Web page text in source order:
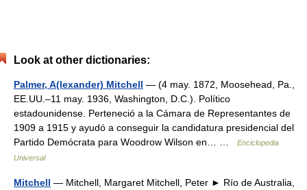
Look at other dictionaries:
Palmer, A(lexander) Mitchell — (4 may. 1872, Moosehead, Pa.,
EE.UU.–11 may. 1936, Washington, D.C.). Político
estadounidense. Perteneció a la Cámara de Representantes de
1909 a 1915 y ayudó a conseguir la candidatura presidencial del
Partido Demócrata para Woodrow Wilson en… …
Enciclopedia
Universal
Mitchell — Mitchell, Margaret Mitchell, Peter ► Río de Australia,